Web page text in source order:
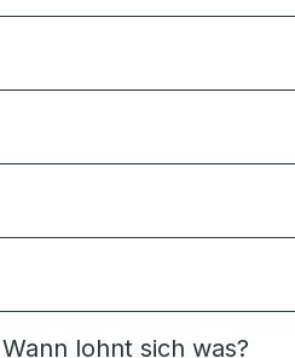
lohnt sich was?